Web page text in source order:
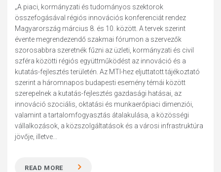
„A piaci, kormányzati és tudományos szektorok
összefogásával régiós innovációs konferenciát rendez
Magyarország március 8. és 10. között. A tervek szerint
évente megrendezendő szakmai fórumon a szervezők
szorosabbra szeretnék fűzni az üzleti, kormányzati és civil
szféra közötti régiós együttműködést az innováció és a
kutatás-fejlesztés területén. Az MTI-hez eljuttatott tájékoztató
szerint a háromnapos budapesti esemény témái között
szerepelnek a kutatás-fejlesztés gazdasági hatásai, az
innováció szociális, oktatási és munkaerőpiaci dimenziói,
valamint a tartalomfogyasztás átalakulása, a közösségi
vállalkozások, a közszolgáltatások és a városi infrastruktúra
jövője, illetve...
READ MORE